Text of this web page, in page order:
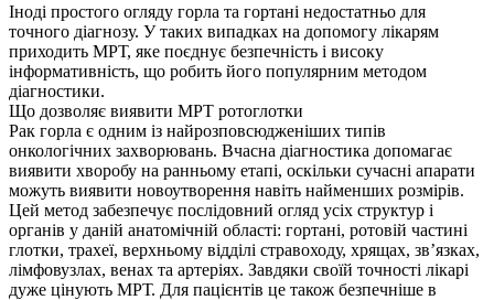
Іноді простого огляду горла та гортані недостатньо для
точного діагнозу. У таких випадках на допомогу лікарям
приходить МРТ, яке поєднує безпечність і високу
інформативність, що робить його популярним методом
діагностики.
Що дозволяє виявити МРТ ротоглотки
Рак горла є одним із найрозповсюдженіших типів
онкологічних захворювань. Вчасна діагностика допомагає
виявити хворобу на ранньому етапі, оскільки сучасні апарати
можуть виявити новоутворення навіть найменших розмірів.
Цей метод забезпечує послідовний огляд усіх структур і
органів у даній анатомічній області: гортані, ротовій частині
глотки, трахеї, верхньому відділі стравоходу, хрящах, зв’язках,
лімфовузлах, венах та артеріях. Завдяки своїй точності лікарі
дуже цінують МРТ. Для пацієнтів це також безпечніше в